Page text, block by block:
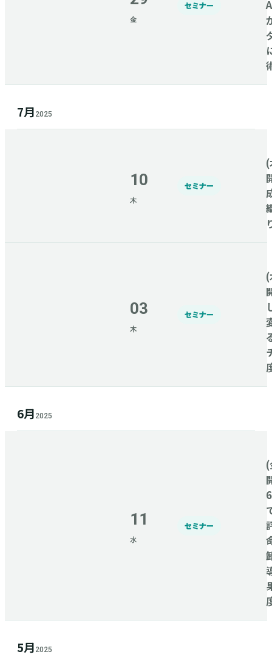
金
セミナー
7月 2025
10
木
セミナー
03
木
セミナー
6月 2025
11
水
セミナー
5月 2025